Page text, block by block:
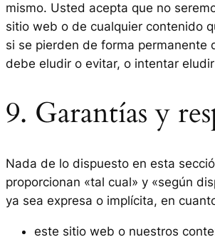
mismo. Usted acepta que no
sitio web o de cualquier contenido
si se pierden de forma permanente
debe eludir o evitar, o intentar
9. Garantías y
Nada de lo dispuesto en esta
proporcionan «tal cual» y «según
ya sea expresa o implícita, en
este sitio web o nuestros